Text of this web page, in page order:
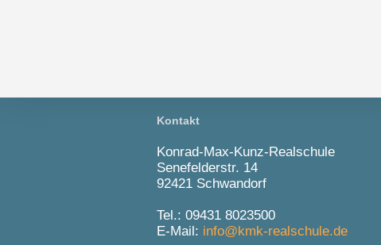
Kontakt
Konrad-Max-Kunz-Realschule
Senefelderstr. 14
92421 Schwandorf
Tel.: 09431 8023500
E-Mail: info@kmk-realschule.de